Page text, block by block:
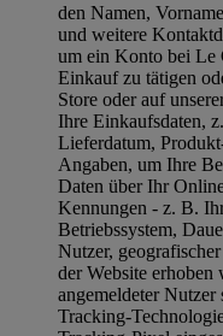
den Namen,
und weitere
um ein Konto bei Le
Einkauf zu tätigen
Store oder auf
Ihre Einkaufsdaten,
Lieferdatum,
Angaben, um Ihre
Daten über Ihr
Kennungen - z. B.
Betriebssystem,
Nutzer,
der Website erhoben
angemeldeter
Tracking-